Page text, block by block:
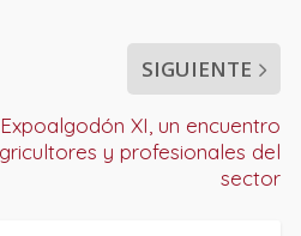
SIGUIENTE
XI, un encuentro
y profesionales del
sector